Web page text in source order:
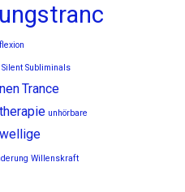
Silent Subliminals
Trance
unhörbare
Willenskraft